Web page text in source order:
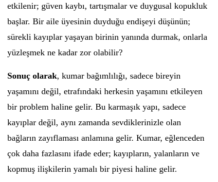
etkilenir; güven kaybı, tartışmalar ve duygusal kopukluk
başlar. Bir aile üyesinin duyduğu endişeyi düşünün;
sürekli kayıplar yaşayan birinin yanında durmak, onlarla
yüzleşmek ne kadar zor olabilir?
Sonuç olarak, kumar bağımlılığı, sadece bireyin
yaşamını değil, etrafındaki herkesin yaşamını etkileyen
bir problem haline gelir. Bu karmaşık yapı, sadece
kayıplar değil, aynı zamanda sevdiklerinizle olan
bağların zayıflaması anlamına gelir. Kumar, eğlenceden
çok daha fazlasını ifade eder; kayıpların, yalanların ve
kopmuş ilişkilerin yamalı bir piyesi haline gelir.